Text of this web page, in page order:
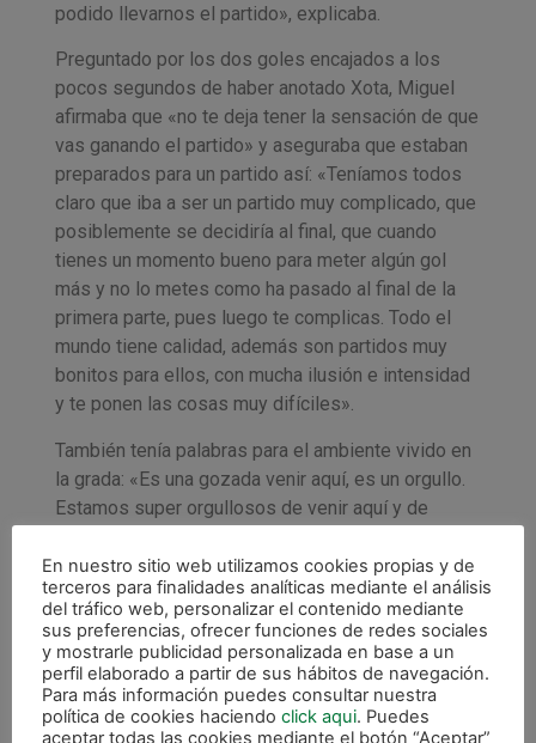
podido llevarnos el partido», explicaba.
Preguntado por los dos goles encajados a los
pocos segundos de haber anotado Xota, Miguel
afirmaba que «no te deja tener la sensación de que
vas ganando el partido» y aseguraba que estaban
preparados para un partido así: «Teníamos todos
claro que iba a ser un partido muy complicado, que
posiblemente se decidiría al final, que cuando
tienes un momento bueno para meter algún gol
más y no lo metes como ha pasado al final de la
primera parte, pues luego te complicas. Todo el
mundo tiene calidad, además son partidos muy
bonitos para ellos, con mucha ilusión e intensidad
y te ponen las cosas muy difíciles».
También tenía palabras para el ambiente vivido en
la grada: «Es una gozada venir aquí, es un orgullo.
Estamos super orgullosos de venir aquí y de
porque hay mucha tensión dado que la eliminatoria
se juega a un partido pero intentamos mostrar el
fútbol sala. Sabemos que esta gente trabaja
mucho para el fútbol sala. Son también unos
enfermos como nosotros y nos encanta venir
aquí».
En nuestro sitio web utilizamos cookies propias y de
terceros para finalidades analíticas mediante el análisis
del tráfico web, personalizar el contenido mediante
sus preferencias, ofrecer funciones de redes sociales
y mostrarle publicidad personalizada en base a un
perfil elaborado a partir de sus hábitos de navegación.
Para más información puedes consultar nuestra
política de cookies haciendo click aqui. Puedes
aceptar todas las cookies mediante el botón “Aceptar”